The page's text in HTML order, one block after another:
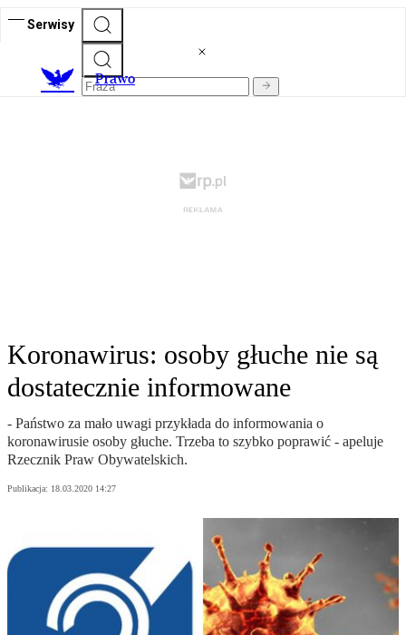
Serwisy
Prawo
Koronawirus: osoby głuche nie są
dostatecznie informowane
- Państwo za mało uwagi przykłada do informowania o
koronawirusie osoby głuche. Trzeba to szybko poprawić - apeluje
Rzecznik Praw Obywatelskich.
Publikacja: 18.03.2020 14:27